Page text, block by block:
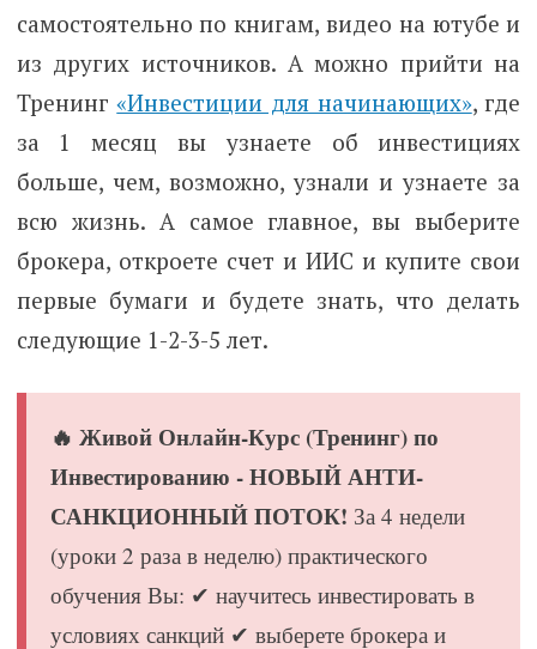
самостоятельно по книгам, видео на ютубе и
из других источников. А можно прийти на
Тренинг«Инвестиции для начинающих», где
за 1 месяц вы узнаете об инвестициях
больше, чем, возможно, узнали и узнаете за
всю жизнь. А самое главное, вы выберите
брокера, откроете счет и ИИС и купите свои
первые бумаги и будете знать, что делать
следующие 1-2-3-5 лет.
🔥 Живой Онлайн-Курс (Тренинг) по
Инвестированию - НОВЫЙ АНТИ-
САНКЦИОННЫЙ ПОТОК! За 4 недели
(уроки 2 раза в неделю) практического
обучения Вы: ✔ научитесь инвестировать в
условиях санкций ✔ выберете брокера и